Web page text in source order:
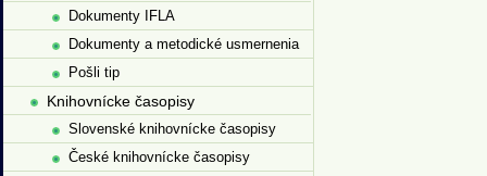
Dokumenty IFLA
Dokumenty a metodické usmernenia
Pošli tip
Knihovnícke časopisy
Slovenské knihovnícke časopisy
České knihovnícke časopisy